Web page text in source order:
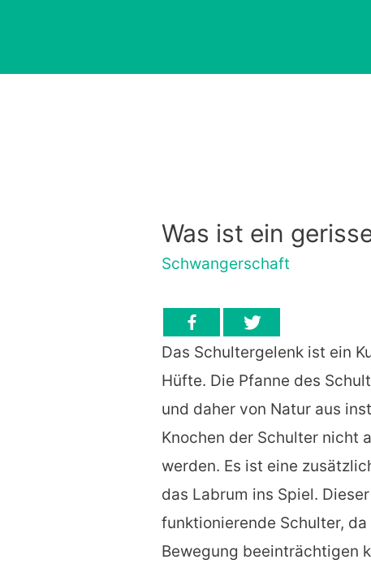
Was ist ein
Schwangerschaft
Das Schultergelenk ist ein
Hüfte. Die Pfanne des
und daher von Natur aus
Knochen der Schulter nicht
werden. Es ist eine
das Labrum ins Spiel.
funktionierende Schulter,
Bewegung beeinträchtigen